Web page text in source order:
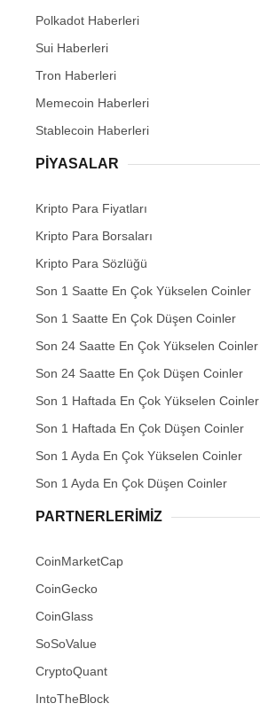
Polkadot Haberleri
Sui Haberleri
Tron Haberleri
Memecoin Haberleri
Stablecoin Haberleri
PIYASALAR
Kripto Para Fiyatları
Kripto Para Borsaları
Kripto Para Sözlüğü
Son 1 Saatte En Çok Yükselen Coinler
Son 1 Saatte En Çok Düşen Coinler
Son 24 Saatte En Çok Yükselen Coinler
Son 24 Saatte En Çok Düşen Coinler
Son 1 Haftada En Çok Yükselen Coinler
Son 1 Haftada En Çok Düşen Coinler
Son 1 Ayda En Çok Yükselen Coinler
Son 1 Ayda En Çok Düşen Coinler
PARTNERLERIMIZ
CoinMarketCap
CoinGecko
CoinGlass
SoSoValue
CryptoQuant
IntoTheBlock